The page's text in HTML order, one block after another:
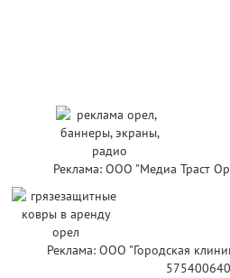
Реклама: ООО "Медиа Траст
Реклама: ООО "Городская